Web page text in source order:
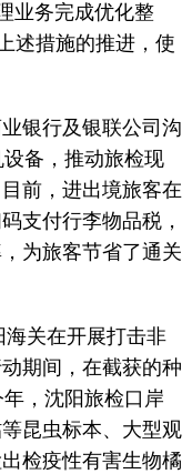
业务完成优化整
述措施的推进，使
银行及银联公司沟
备，推动旅检现
前，进出境旅客在
支付行李物品税，
为旅客节省了通关
关在开展打击非
期间，在截获的种
，沈阳旅检口岸
昆虫标本、大型观
检疫性有害生物橘